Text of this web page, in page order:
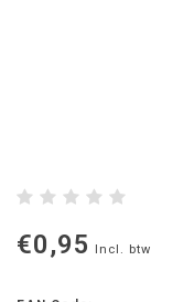
€0,95 Incl. btw